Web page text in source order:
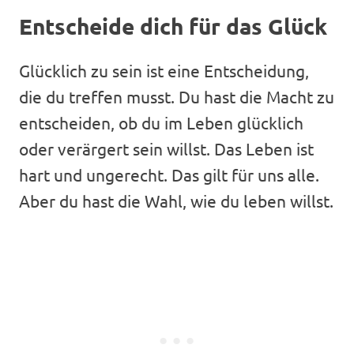
Entscheide dich für das Glück
Glücklich zu sein ist eine Entscheidung,
die du treffen musst. Du hast die Macht zu
entscheiden, ob du im Leben glücklich
oder verärgert sein willst. Das Leben ist
hart und ungerecht. Das gilt für uns alle.
Aber du hast die Wahl, wie du leben willst.